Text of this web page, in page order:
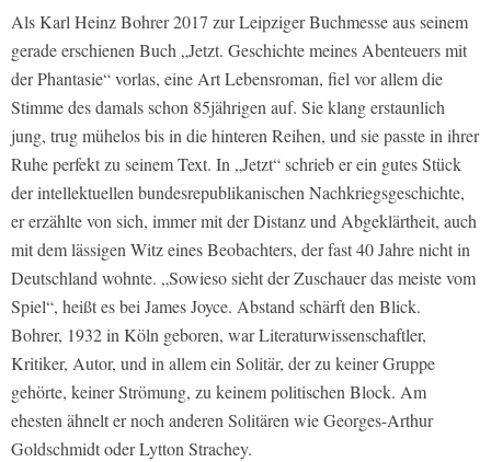
Als Karl Heinz Bohrer 2017 zur Leipziger Buchmesse aus seinem
gerade erschienen Buch „Jetzt. Geschichte meines Abenteuers mit
der Phantasie“ vorlas, eine Art Lebensroman, fiel vor allem die
Stimme des damals schon 85jährigen auf. Sie klang erstaunlich
jung, trug mühelos bis in die hinteren Reihen, und sie passte in ihrer
Ruhe perfekt zu seinem Text. In „Jetzt“ schrieb er ein gutes Stück
der intellektuellen bundesrepublikanischen Nachkriegsgeschichte,
er erzählte von sich, immer mit der Distanz und Abgeklärtheit, auch
mit dem lässigen Witz eines Beobachters, der fast 40 Jahre nicht in
Deutschland wohnte. „Sowieso sieht der Zuschauer das meiste vom
Spiel“, heißt es bei James Joyce. Abstand schärft den Blick.
Bohrer, 1932 in Köln geboren, war Literaturwissenschaftler,
Kritiker, Autor, und in allem ein Solitär, der zu keiner Gruppe
gehörte, keiner Strömung, zu keinem politischen Block. Am
ehesten ähnelt er noch anderen Solitären wie Georges-Arthur
Goldschmidt oder Lytton Strachey.